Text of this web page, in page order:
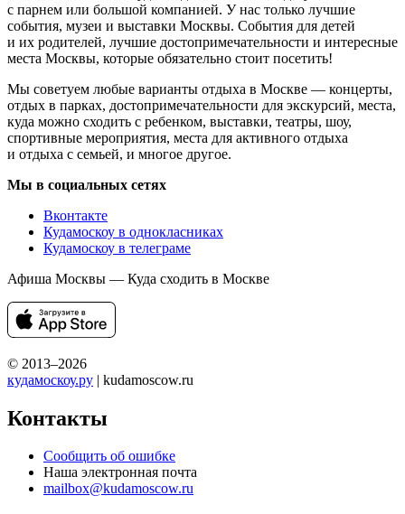
с парнем или большой компанией. У нас только лучшие
события, музеи и выставки Москвы. События для детей
и их родителей, лучшие достопримечательности и интересные
места Москвы, которые обязательно стоит посетить!
Мы советуем любые варианты отдыха в Москве — концерты,
отдых в парках, достопримечательности для экскурсий, места,
куда можно сходить с ребенком, выставки, театры, шоу,
спортивные мероприятия, места для активного отдыха
и отдыха с семьей, и многое другое.
Мы в социальных сетях
Вконтакте
Кудамоскоу в однокласниках
Кудамоскоу в телеграме
Афиша Москвы — Куда сходить в Москве
© 2013–2026
кудамоскоу.ру | kudamoscow.ru
Контакты
Сообщить об ошибке
Наша электронная почта
mailbox@kudamoscow.ru